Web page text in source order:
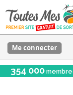
Me connecter
354 000